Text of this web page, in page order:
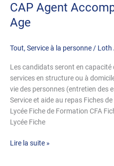
CAP Agent
Age
Tout, Service à la personne/ Loth
Les candidats seront en capacité
services en structure ou à
vie des personnes (entretien des
Service et aide au repas Fiches
Lycée Fiche de Formation CFA
Lycée Fiche
CAP
Accompagnant
Grand
Lire la suite »